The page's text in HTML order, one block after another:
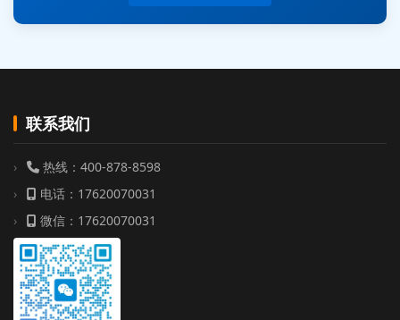
联系我们
热线：400-878-8598
电话：17620070031
微信：17620070031